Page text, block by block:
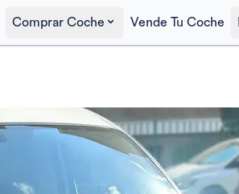
Comprar Coche Vende Tu Coche